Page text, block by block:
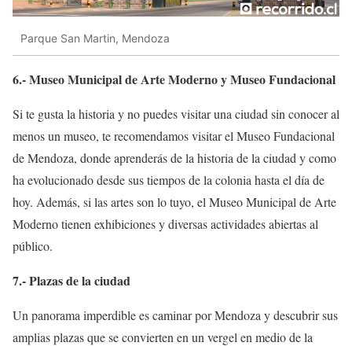
Parque San Martin, Mendoza
6.-Museo Municipal de Arte Modernoy Museo Fundacional
Si te gusta la historia y no puedes visitar una ciudad sin conocer al
menos un museo, te recomendamos visitar el Museo Fundacional
de Mendoza, donde aprenderás de la historia de la ciudad y como
ha evolucionado desde sus tiempos de la colonia hasta el día de
hoy. Además, si las artes son lo tuyo, el Museo Municipal de Arte
Moderno tienen exhibiciones y diversas actividades abiertas al
público.
7.- Plazas de la ciudad
Un panorama imperdible es caminar por Mendoza y descubrirsus
ampliasplazas que se convierten en un vergel en medio de la